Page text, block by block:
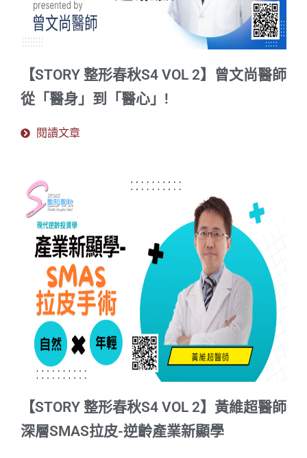
【STORY 整形春秋S4 VOL 2】曾文尚醫師
從「醫身」到「醫心」!
閱讀文章
【STORY 整形春秋S4 VOL 2】黃維超醫師
深層SMAS拉皮-逆齡產業新顯學